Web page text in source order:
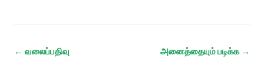
← வலைப்பதிவு அனைத்தையும் படிக்க →